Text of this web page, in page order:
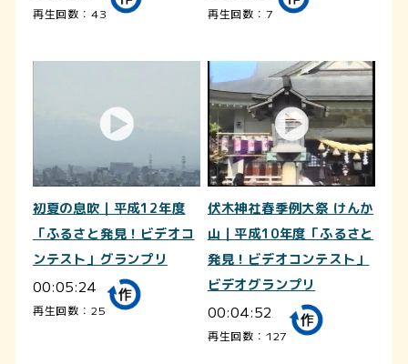
再生回数：43 再生回数：7
初夏の息吹｜平成12年度
「ふるさと発見！ビデオコ
ンテスト」グランプリ
00:05:24
再生回数：25
伏木神社春季例大祭 けんか
山｜平成10年度「ふるさと
発見！ビデオコンテスト」
ビデオグランプリ
00:04:52
再生回数：127